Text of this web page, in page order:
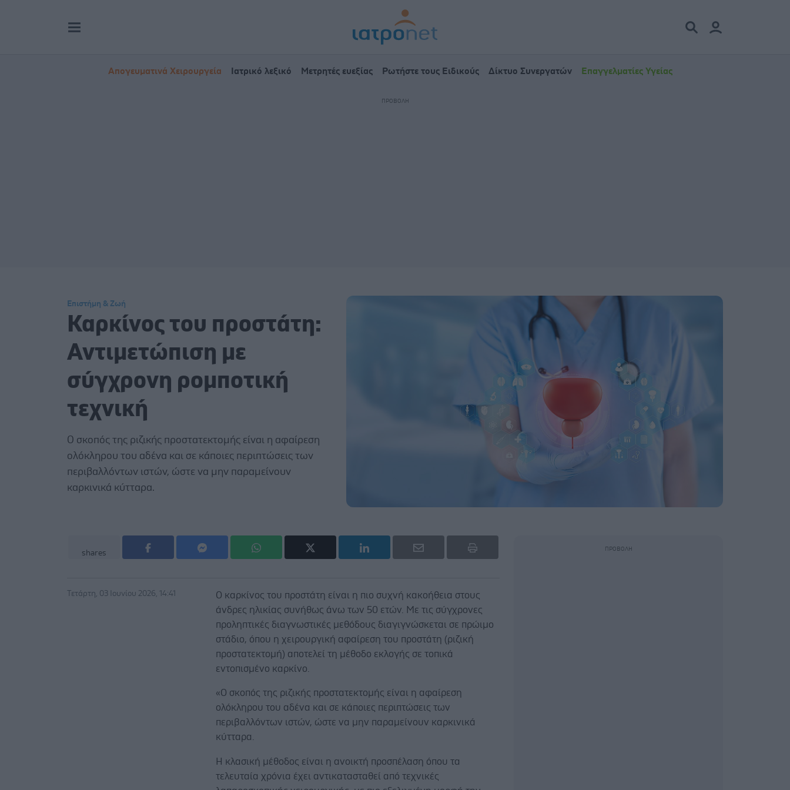
Απογευματινά Χειρουργεία Ιατρικό λεξικό Μετρητές ευεξίας Ρωτήστε τους Ειδικούς Δίκτυο Συνεργατών Επαγγελματίες Υγείας
Επιστήμη & Ζωή
Καρκίνος του προστάτη:
Αντιμετώπιση με
σύγχρονη ρομποτική
τεχνική
Ο σκοπός της ριζικής προστατεκτομής είναι η αφαίρεση
ολόκληρου του αδένα και σε κάποιες περιπτώσεις των
περιβαλλόντων ιστών, ώστε να μην παραμείνουν
καρκινικά κύτταρα.
shares
Τετάρτη, 03 Ιουνίου 2026, 14:41
Ο καρκίνος του προστάτη είναι η πιο συχνή κακοήθεια στους
άνδρες ηλικίας συνήθως άνω των 50 ετών. Με τις σύγχρονες
προληπτικές διαγνωστικές μεθόδους διαγιγνώσκεται σε πρώιμο
στάδιο, όπου η χειρουργική αφαίρεση του προστάτη (ριζική
προστατεκτομή) αποτελεί τη μέθοδο εκλογής σε τοπικά
εντοπισμένο καρκίνο.
«Ο σκοπός της ριζικής προστατεκτομής είναι η αφαίρεση
ολόκληρου του αδένα και σε κάποιες περιπτώσεις των
περιβαλλόντων ιστών, ώστε να μην παραμείνουν καρκινικά
κύτταρα.
Η κλασική μέθοδος είναι η ανοικτή προσπέλαση όπου τα
τελευταία χρόνια έχει αντικατασταθεί από τεχνικές